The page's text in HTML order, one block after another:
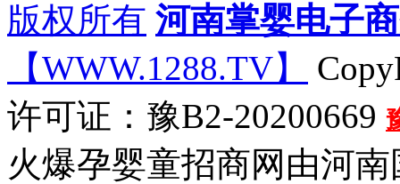
版权所有 河南掌婴电子
【WWW.1288.TV】
许可证：豫B2-20200669
火爆孕婴童招商网由河